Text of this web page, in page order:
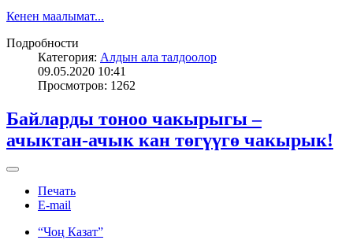
Кенен маалымат...
Подробности
Категория: Алдын ала талдоолор
09.05.2020 10:41
Просмотров: 1262
Байларды тоноо чакырыгы –
ачыктан-ачык кан төгүүгө чакырык!
Печать
E-mail
“Чоң Казат”